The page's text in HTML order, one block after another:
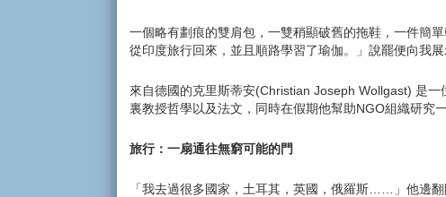
一個略有劃痕的雙肩包，一雙稍顯破舊的拖鞋，一件簡
從印度旅行回來，並且順路學習了瑜伽。」說罷便向我展
來自德國的克里斯蒂安(Christian Joseph Wollgast) 是
裏教授哲學以及法文，同時在假期他幫助NGO組織研究
旅行：一扇通往無窮可能的門
「我去過很多國家，土耳其，英國，俄羅斯……」他邊